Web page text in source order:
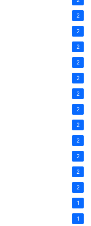
2
2
2
2
2
2
2
2
2
2
2
2
1
1